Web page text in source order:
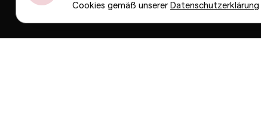
Bottega Veneta Celine
Cookies gemäß unserer Datenschutzerklärung